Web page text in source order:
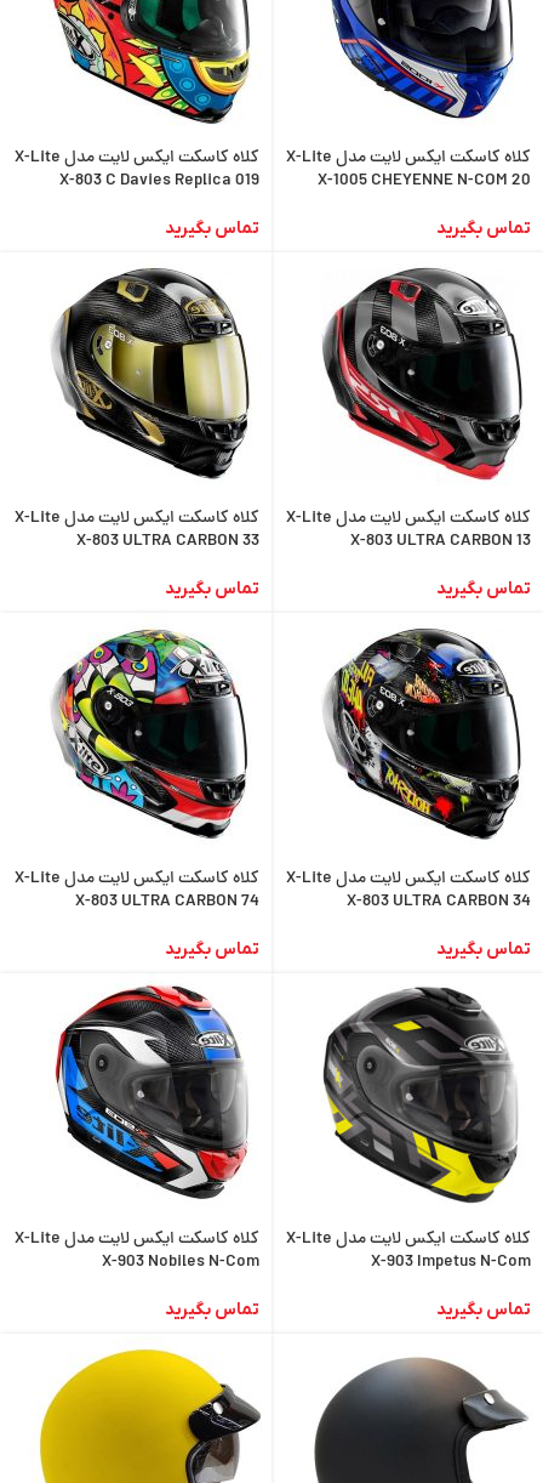
کلاه کاسکت ایکس لایت مدل X-Lite
X-1005 CHEYENNE N-COM 20
تماس بگیرید
کلاه کاسکت ایکس لایت مدل X-Lite
X-803 C Davies Replica 019
تماس بگیرید
کلاه کاسکت ایکس لایت مدل X-Lite
X-803 ULTRA CARBON 13
تماس بگیرید
کلاه کاسکت ایکس لایت مدل X-Lite
X-803 ULTRA CARBON 33
تماس بگیرید
کلاه کاسکت ایکس لایت مدل X-Lite
X-803 ULTRA CARBON 34
تماس بگیرید
کلاه کاسکت ایکس لایت مدل X-Lite
X-803 ULTRA CARBON 74
تماس بگیرید
کلاه کاسکت ایکس لایت مدل X-Lite
X-903 Impetus N-Com
تماس بگیرید
کلاه کاسکت ایکس لایت مدل X-Lite
X-903 Nobiles N-Com
تماس بگیرید